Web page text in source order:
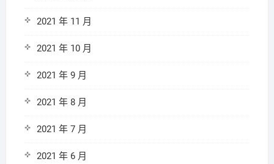
2021 年 11 月
2021 年 10 月
2021 年 9 月
2021 年 8 月
2021 年 7 月
2021 年 6 月